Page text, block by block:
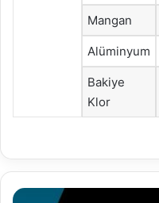
Mangan
Alüminyum
Bakiye
Klor
12.04.2022